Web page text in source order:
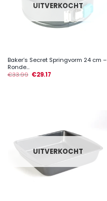
UITVERKOCHT
Baker’s Secret Springvorm 24 cm –
Ronde...
€33.99 €29.17
UITVERKOCHT